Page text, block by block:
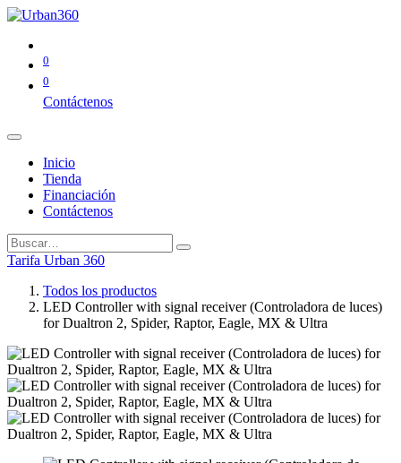
0
0
Contáctenos
Inicio
Tienda
Financiación
Contáctenos
Tarifa Urban 360
Todos los productos
LED Controller with signal receiver (Controladora de luces)
for Dualtron 2, Spider, Raptor, Eagle, MX & Ultra